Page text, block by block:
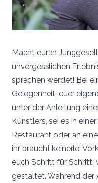
Macht euren
unvergesslichen
sprechen werdet! Bei
Gelegenheit, euer
unter der Anleitung
Künstlers, sei es in
Restaurant oder an
ihr braucht keinerlei
euch Schritt für Schritt,
gestaltet. Während der